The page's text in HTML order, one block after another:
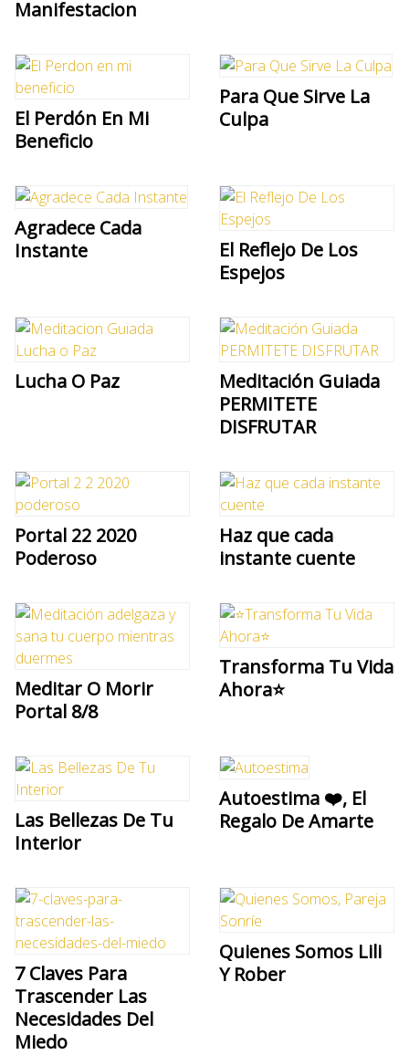
Manifestacion
El Perdón En Mi
Beneficio
Para Que Sirve La
Culpa
Agradece Cada
Instante
El Reflejo De Los
Espejos
Lucha O Paz
Meditación Guiada
PERMITETE
DISFRUTAR
Portal 22 2020
Poderoso
Haz que cada
instante cuente
Meditar O Morir
Portal 8/8
Transforma Tu Vida
Ahora⭐
Las Bellezas De Tu
Interior
Autoestima ❤️, El
Regalo De Amarte
7 Claves Para
Trascender Las
Necesidades Del
Miedo
Quienes Somos Lili
Y Rober